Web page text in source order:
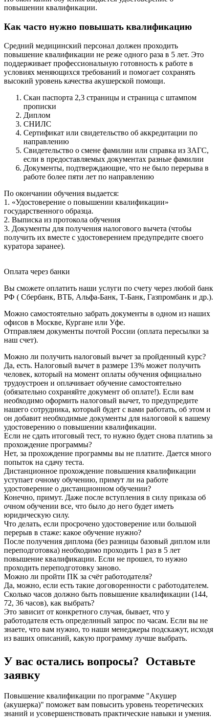
повышении квалификации.
Как часто нужно повышать квалификацию
Средний медицинский персонал должен проходить
повышение квалификации не реже одного раза в 5 лет. Это
поддерживает профессиональную готовность к работе в
условиях меняющихся требований и помогает сохранять
высокий уровень качества акушерской помощи.
Скан паспорта 2,3 страницы и страница с штампом
прописки
Диплом
СНИЛС
Сертификат или свидетельство об аккредитации по
направлению
Свидетельство о смене фамилии или справка из ЗАГС,
если в предоставляемых документах разные фамилии
Документы, подтверждающие, что не было перерыва в
работе более пяти лет по направлению
По окончании обучения выдается:
1. «Удостоверение о повышении квалификации»
государственного образца.
2. Выписка из протокола обучения
3. Документы для получения налогового вычета (чтобы
получить их вместе с удостоверением предупредите своего
куратора заранее).
Оплата через банки
Вы сможете оплатить наши услуги по счету через любой банк
РФ ( Сбербанк, ВТБ, Альфа-Банк, Т-Банк, Газпромбанк и др.).
Можно самостоятельно забрать документы в одном из наших
офисов в Москве, Кургане или Уфе.
Отправляем документы почтой России (оплата пересылки за
наш счет).
Можно ли получить налоговый вычет за пройденный курс?
Да, есть. Налоговый вычет в размере 13% может получить
человек, который на момент оплаты обучения официально
трудоустроен и оплачивает обучение самостоятельно
(обязательно сохраняйте документ об оплате!). Если вам
необходимо оформить налоговый вычет, то предупредите
нашего сотрудника, который будет с вами работать, об этом и
он добавит необходимые документы для налоговой к вашему
удостоверению о повышении квалификации.
Если не сдать итоговый тест, то нужно будет снова платиnь за
прохождение программы?
Нет, за прохождение программы вы не платите. Дается много
попыток на сдачу теста.
Дистанционное прохождение повышения квалификации
уступает очному обучению, примут ли на работе
удостоверение о дистанционном обучении?
Конечно, примут. Даже после вступления в силу приказа об
очном обучении все, что было до него будет иметь
юридическую силу.
Что делать, если просрочено удостоверение или большой
перерыв в стаже: какое обучение нужно?
После получения диплома (без разницы базовый диплом или
переподготовка) необходимо проходить 1 раз в 5 лет
повышение квалификации. Если не прошел, то нужно
проходить переподготовку заново.
Можно ли пройти ПК за счёт работодателя?
Да, можно, если есть такие договоренности с работодателем.
Сколько часов должно быть повышение квалификации (144,
72, 36 часов), как выбрать?
Это зависит от конкретного случая, бывает, что у
работодателя есть определнный запрос по часам. Если вы не
знаете, что вам нужно, то наши менеджеры подскажут, исходя
из ваших описаний, какую программу лучше выбрать.
У вас остались вопросы? Оставьте
заявку
Повышение квалификации по программе "Акушер
(акушерка)" поможет вам повысить уровень теоретических
знаний и усовершенствовать практические навыки и умения.